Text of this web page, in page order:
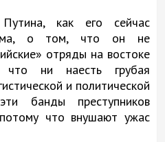
как его сейчас
о том, что он не
отряды на востоке
ни наесть грубая
и политической
банды преступников
что внушают ужас